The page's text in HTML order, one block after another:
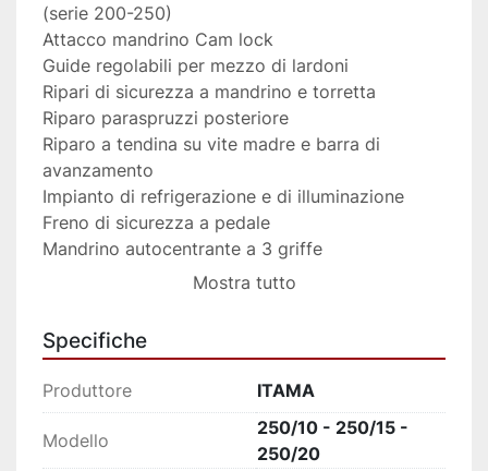
(serie 200-250)
Attacco mandrino Cam lock
Guide regolabili per mezzo di lardoni
Ripari di sicurezza a mandrino e torretta
Riparo paraspruzzi posteriore
Riparo a tendina su vite madre e barra di
avanzamento
Impianto di refrigerazione e di illuminazione
Freno di sicurezza a pedale
Mandrino autocentrante a 3 griffe
Piattaforma 4 griffe indipendenti
Contropunta fissa e rotante
Contafiletti
Chiavi di servizio
Mostra tutto
Specifiche
Produttore ITAMA
Modello
250/10 - 250/15 -
250/20